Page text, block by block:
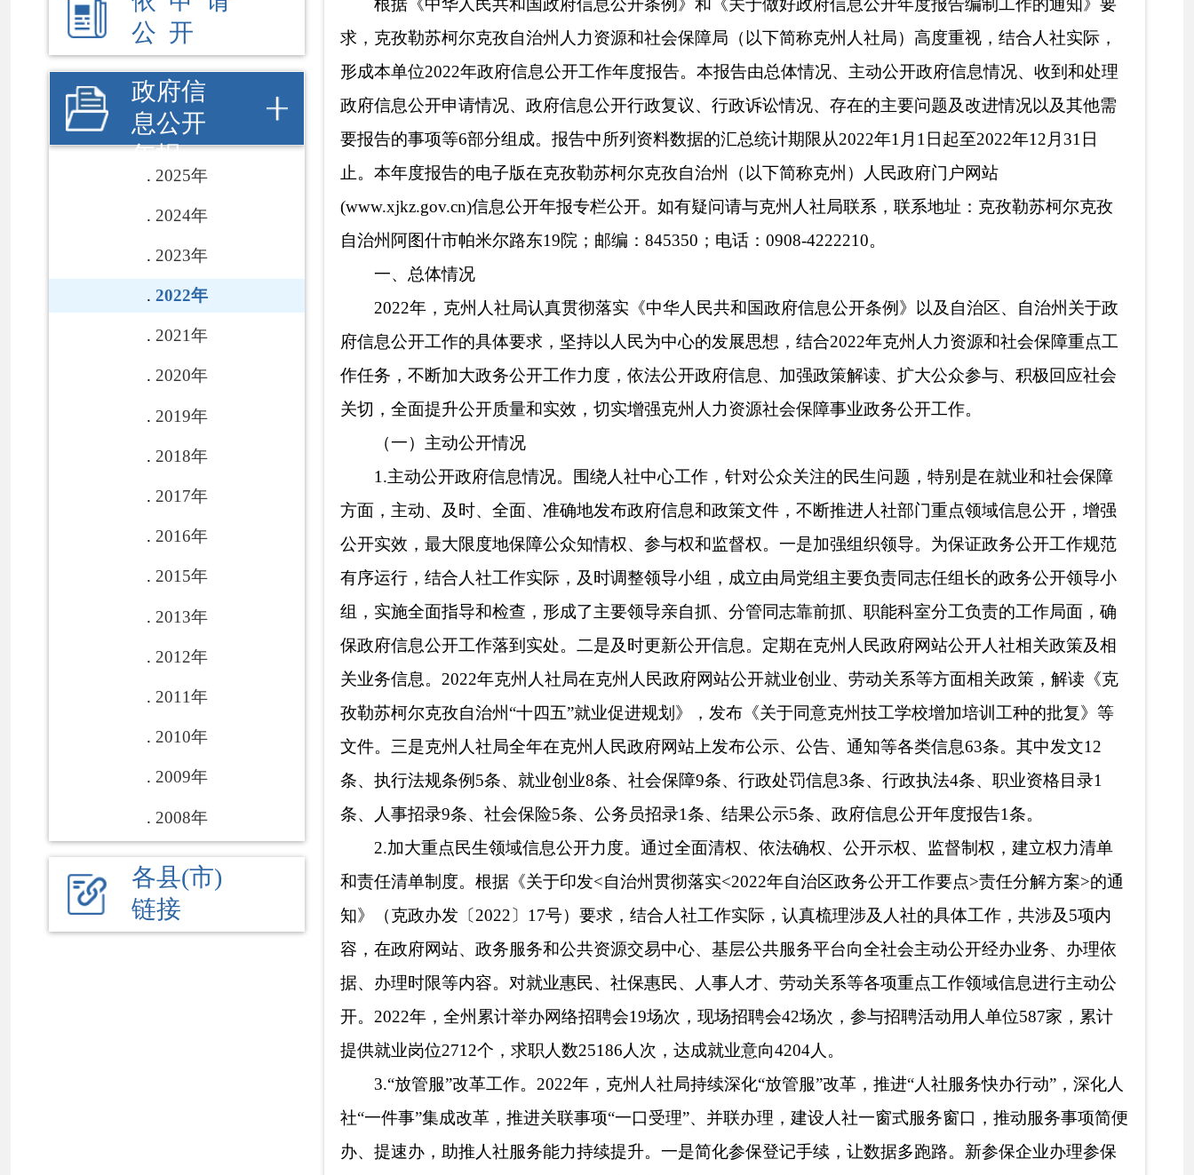
2024年
2023年
2022年
2021年
2018年
2017年
2016年
2011年
2010年
2009年
各县(市)
(www.xjkz.gov.cn)信息公开年报专栏公开。如有疑问请与克州人社局联系，联系地址：克孜勒苏柯尔克孜
自治州阿图什市帕米尔路东19院；邮编：845350；电话：0908-4222210。
一、总体情况
2022年，克州人社局认真贯彻落实《中华人民共和国政府信息公开条例》以及自治区、自治州关于政
府信息公开工作的具体要求，坚持以人民为中心的发展思想，结合2022年克州人力资源和社会保障重点工
关切，全面提升公开质量和实效，切实增强克州人力资源社会保障事业政务公开工作。
（一）主动公开情况
1.主动公开政府信息情况。围绕人社中心工作，针对公众关注的民生问题，特别是在就业和社会保障
方面，主动、及时、全面、准确地发布政府信息和政策文件，不断推进人社部门重点领域信息公开，增强
公开实效，最大限度地保障公众知情权、参与权和监督权。一是加强组织领导。为保证政务公开工作规范
组，实施全面指导和检查，形成了主要领导亲自抓、分管同志靠前抓、职能科室分工负责的工作局面，确
保政府信息公开工作落到实处。二是及时更新公开信息。定期在克州人民政府网站公开人社相关政策及相
关业务信息。2022年克州人社局在克州人民政府网站公开就业创业、劳动关系等方面相关政策，解读《克
孜勒苏柯尔克孜自治州“十四五”就业促进规划》，发布《关于同意克州技工学校增加培训工种的批复》等
文件。三是克州人社局全年在克州人民政府网站上发布公示、公告、通知等各类信息63条。其中发文12
条、人事招录9条、社会保险5条、公务员招录1条、结果公示5条、政府信息公开年度报告1条。
2.加大重点民生领域信息公开力度。通过全面清权、依法确权、公开示权、监督制权，建立权力清单
和责任清单制度。根据《关于印发<自治州贯彻落实<2022年自治区政务公开工作要点>责任分解方案>的通
知》（克政办发〔2022〕17号）要求，结合人社工作实际，认真梳理涉及人社的具体工作，共涉及5项内
容，在政府网站、政务服务和公共资源交易中心、基层公共服务平台向全社会主动公开经办业务、办理依
开。2022年，全州累计举办网络招聘会19场次，现场招聘会42场次，参与招聘活动用人单位587家，累计
提供就业岗位2712个，求职人数25186人次，达成就业意向4204人。
3.“放管服”改革工作。2022年，克州人社局持续深化“放管服”改革，推进“人社服务快办行动”，深化人
社“一件事”集成改革，推进关联事项“一口受理”、并联办理，建设人社一窗式服务窗口，推动服务事项简便
办、提速办，助推人社服务能力持续提升。一是简化参保登记手续，让数据多跑路。新参保企业办理参保
推行并联事项“打包办”。将参保服务、社保关系转移接续、退费申请、失业待遇补贴申领、工伤医疗待遇
申领、一次性及长期待遇申领、遗属待遇申领、工伤变更申请、社保卡服务等高频服务事项全部纳入10个
打包成“一件事一次办”内容，通过政务服务信息互通共享，实现让“数据多跑路、群众少跑腿”。三是推
行“业务畅通办”。积极推行人性化服务，将社保登记、申报缴费、社保系统转移接续、待遇申领等4大类36
项业务进行梳理，凡是通过系统能查询到的信息不再向群众索取，能承诺的不再需群众提供证明，切实为
革，治痛点、疏堵点、解难点，企业养老保险关系转移接续、失业保险金申领等多项高频业务实现“跨省通
办”，着力推进“异地可办、区内通办”，依托国家平台，参保人直接向新参保地社保经办机构提出转入申
请，无需再到原参保地开具参保缴费凭证，转入地直接向转出地社保经办机构发出《养老保险关系转移联
系函》，两地按照相关流程实现关系转移业务联网交互办理。五是深化“一件事一次办”改革。秉承“高效、
便民、公开、透明”的原则，全面推进“一门、一窗、一表、一网、一次”。不断创新服务理念和工作方法，